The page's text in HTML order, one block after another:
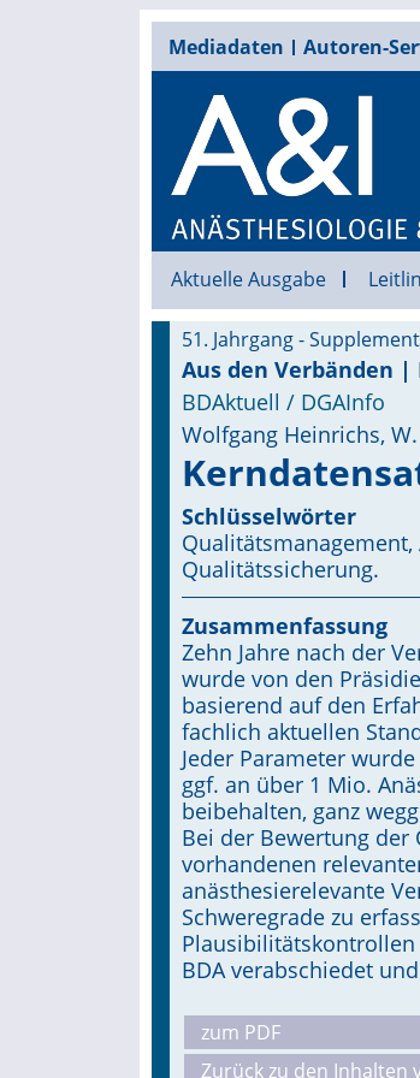
Mediadaten Autoren-
Aktuelle Ausgabe
51. Jahrgang -
Aus den Verbänden
BDAktuell / DGAInfo
Wolfgang Heinrichs,
Schlüsselwörter
Qualitätsmanagement,
Qualitätssicherung.
Zusammenfassung
Zehn Jahre nach der
wurde von den
basierend auf den
fachlich aktuellen
Jeder Parameter
ggf. an über 1 Mio.
beibehalten, ganz
Bei der Bewertung
vorhandenen
anästhesierelevante
Schweregrade zu
Plausibilitätskontrollen
BDA verabschiedet
zum PDF
Zurück zu den Inhalten